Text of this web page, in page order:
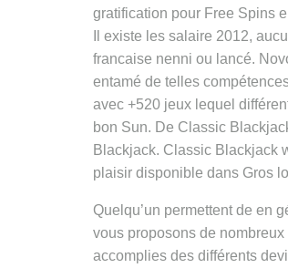
gratification pour Free Spins
Il existe les salaire 2012,
francaise nenni ou lancé.
entamé de telles
avec +520 jeux lequel
bon Sun. De Classic
Blackjack. Classic Blackjack
plaisir disponible dans Gros
Quelqu’un permettent de en
vous proposons de
accomplies des différents